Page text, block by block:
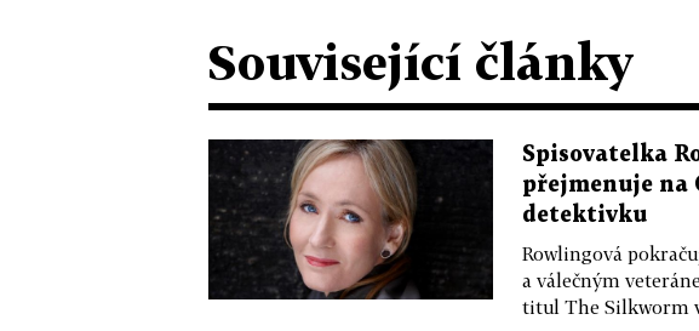
Související články
Spisovatelka
přejmenuje na
detektivku
Rowlingová
a válečným
titul The Silkworm